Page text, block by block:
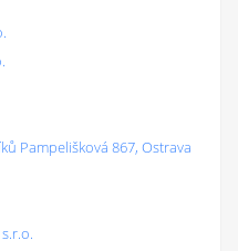
Pampelišková 867, Ostrava